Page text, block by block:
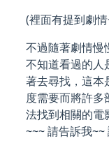
(裡面有提到劇
不過隨著劇情慢
不知道看過的人
著去尋找，這本
度需要而將許多
法找到相關的電
~~~ 請告訴我~~